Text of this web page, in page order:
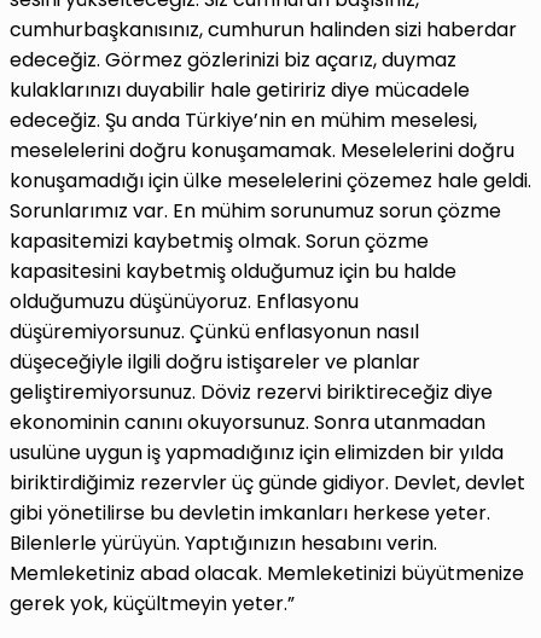
cumhurbaşkanısınız, cumhurun halinden sizi haberdar
edeceğiz. Görmez gözlerinizi biz açarız, duymaz
kulaklarınızı duyabilir hale getiririz diye mücadele
edeceğiz. Şu anda Türkiye’nin en mühim meselesi,
meselelerini doğru konuşamamak. Meselelerini doğru
konuşamadığı için ülke meselelerini çözemez hale geldi.
Sorunlarımız var. En mühim sorunumuz sorun çözme
kapasitemizi kaybetmiş olmak. Sorun çözme
kapasitesini kaybetmiş olduğumuz için bu halde
olduğumuzu düşünüyoruz. Enflasyonu
düşüremiyorsunuz. Çünkü enflasyonun nasıl
düşeceğiyle ilgili doğru istişareler ve planlar
geliştiremiyorsunuz. Döviz rezervi biriktireceğiz diye
ekonominin canını okuyorsunuz. Sonra utanmadan
usulüne uygun iş yapmadığınız için elimizden bir yılda
biriktirdiğimiz rezervler üç günde gidiyor. Devlet, devlet
gibi yönetilirse bu devletin imkanları herkese yeter.
Bilenlerle yürüyün. Yaptığınızın hesabını verin.
Memleketiniz abad olacak. Memleketinizi büyütmenize
gerek yok, küçültmeyin yeter.”